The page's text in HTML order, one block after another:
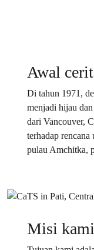
Awal
Di tahun 1971,
menjadi hijau
dari Vancouver,
terhadap
pulau Amchitka,
Misi kami